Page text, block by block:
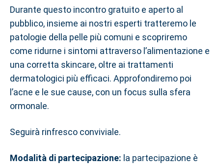
Durante questo incontro gratuito e aperto al
pubblico, insieme ai nostri esperti tratteremo le
patologie della pelle più comuni e scopriremo
come ridurne i sintomi attraverso l’alimentazione e
una corretta skincare, oltre ai trattamenti
dermatologici più efficaci. Approfondiremo poi
l’acne e le sue cause, con un focus sulla sfera
ormonale.
Seguirà rinfresco conviviale.
Modalità di partecipazione: la partecipazione è